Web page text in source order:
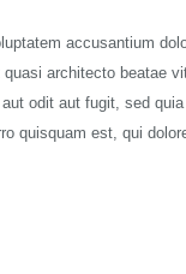
accusantium
architecto beatae
odit aut fugit, sed
quisquam est, qui